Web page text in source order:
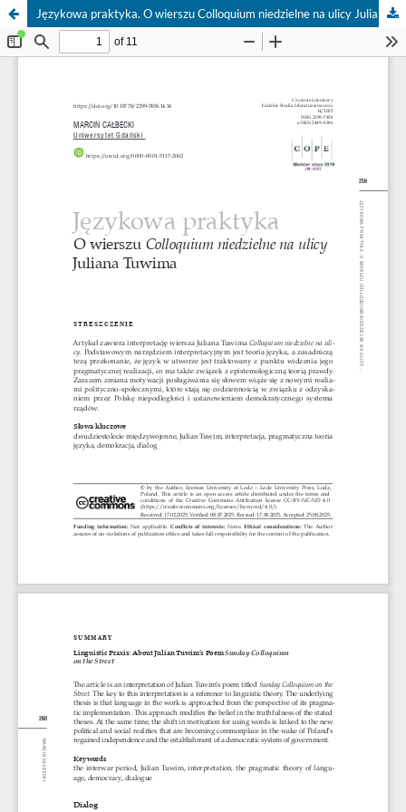
Językowa praktyka. O wierszu Colloquium niedzielne na ulicy Juliana Tuwima